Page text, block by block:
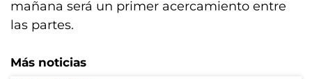
mañana será un primer acercamiento entre
las partes.
Más noticias